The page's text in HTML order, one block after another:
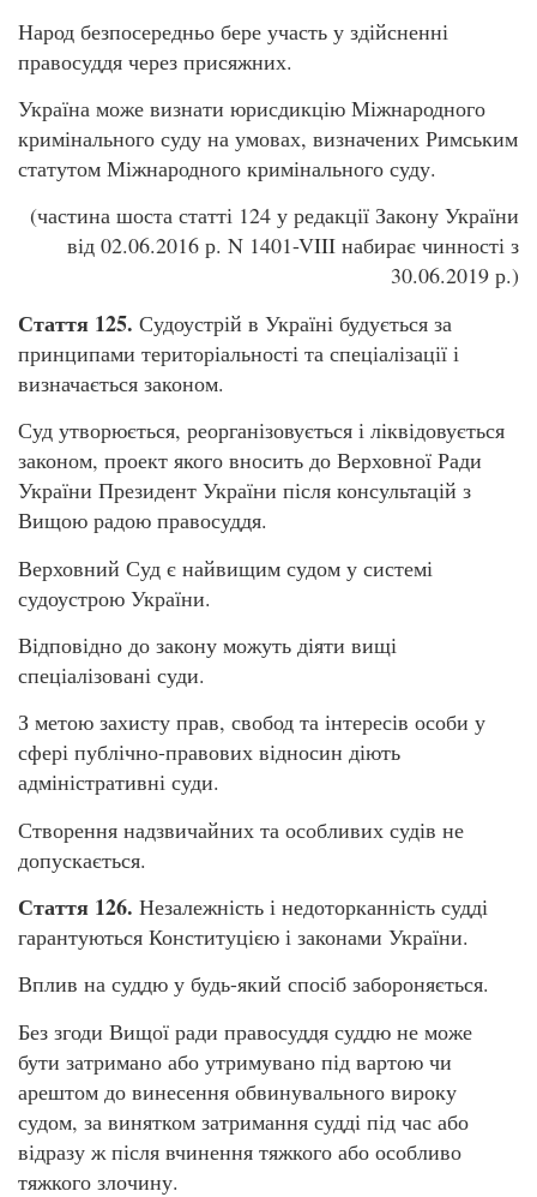
Народ безпосередньо бере участь у здійсненні
правосуддя через присяжних.
Україна може визнати юрисдикцію Міжнародного
кримінального суду на умовах, визначених Римським
статутом Міжнародного кримінального суду.
(частина шоста статті 124 у редакції Закону України
від 02.06.2016 р. N 1401-VIII набирає чинності з
30.06.2019 р.)
Стаття 125. Судоустрій в Україні будується за
принципами територіальності та спеціалізації і
визначається законом.
Суд утворюється, реорганізовується і ліквідовується
законом, проект якого вносить до Верховної Ради
України Президент України після консультацій з
Вищою радою правосуддя.
Верховний Суд є найвищим судом у системі
судоустрою України.
Відповідно до закону можуть діяти вищі
спеціалізовані суди.
З метою захисту прав, свобод та інтересів особи у
сфері публічно-правових відносин діють
адміністративні суди.
Створення надзвичайних та особливих судів не
допускається.
Стаття 126. Незалежність і недоторканність судді
гарантуються Конституцією і законами України.
Вплив на суддю у будь-який спосіб забороняється.
Без згоди Вищої ради правосуддя суддю не може
бути затримано або утримувано під вартою чи
арештом до винесення обвинувального вироку
судом, за винятком затримання судді під час або
відразу ж після вчинення тяжкого або особливо
тяжкого злочину.